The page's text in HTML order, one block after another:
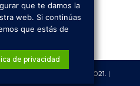
4 5 6
los derechos reservados. 2021. |
que te damos la
web. Si continúas
que estás de
de privacidad